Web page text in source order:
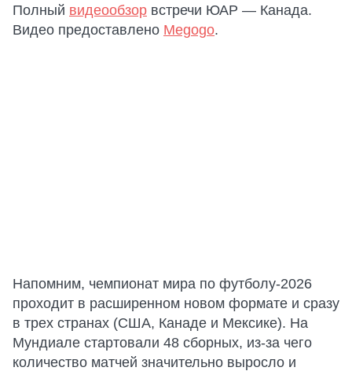
Полный видеообзор встречи ЮАР — Канада.
Видео предоставлено Megogo.
Напомним, чемпионат мира по футболу-2026
проходит в расширенном новом формате и сразу
в трех странах (США, Канаде и Мексике). На
Мундиале стартовали 48 сборных, из-за чего
количество матчей значительно выросло и